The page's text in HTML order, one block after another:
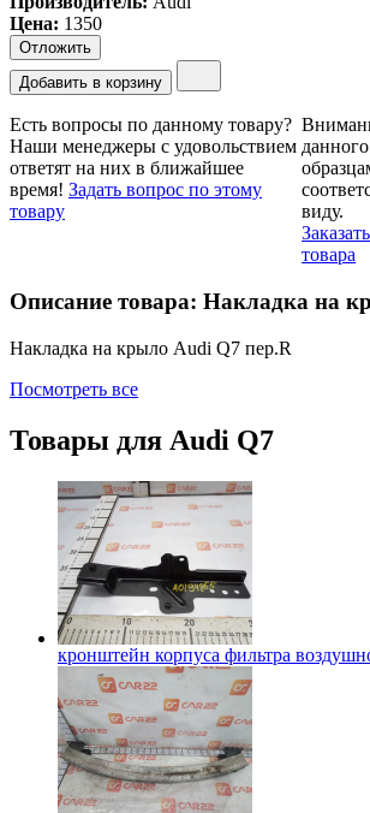
Цена: 1350
Отложить
Добавить в корзину
Есть вопросы по данному товару?
Наши менеджеры с удовольствием
ответят на них в ближайшее
время! Задать вопрос по этому
товару
виду.
товара
Описание товара: Накладка на
Накладка на крыло Audi Q7 пер.R
Посмотреть все
Товары для Audi Q7
кронштейн корпуса фильтра